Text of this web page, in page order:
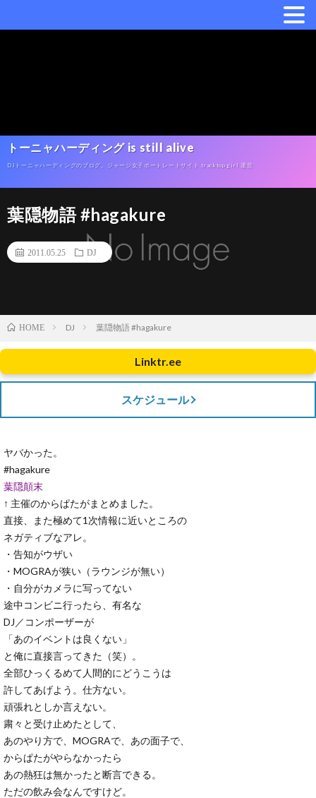
トーニャハーディング is still alive
DJトーニャハーディングのブログ。ジャージ女子ポートレートサイト tracktop girl 運営
葉隠物語 #hagakure
2011.05.25 DJ
HOME DJ 葉隠物語 #hagakure
Linktr.ee
スケジュール
ヤバかった。
#hagakure
葉隠顛末
↑ 主催のからぱたがまとめました。
直接、また極めて1次情報に近いところの
ネガティブなアレ。
・告知がウザい
・MOGRAが狭い（ラウンジが無い）
・自分がカメラに写ってない
途中コンビニ行ったら、有名な
DJ／コンポーザーが
「あのイベントは良くない」
と俺に直接言ってきた（笑）。
全部ひっくるめて人間的にどうこうは
許してあげよう。仕方ない。
頑張れとしか言えない。
粛々と受け止めたとして、
あのやり方で、MOGRAで、あの面子で、
からぱたがやらなかったら
あの熱狂は無かったと断言できる。
ただの飲み会なんですけど。